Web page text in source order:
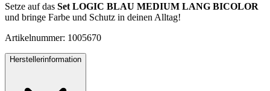
Setze auf das Set LOGIC BLAU MEDIUM LANG BICOLOR
und bringe Farbe und Schutz in deinen Alltag!
Artikelnummer: 1005670
Herstellerinformation